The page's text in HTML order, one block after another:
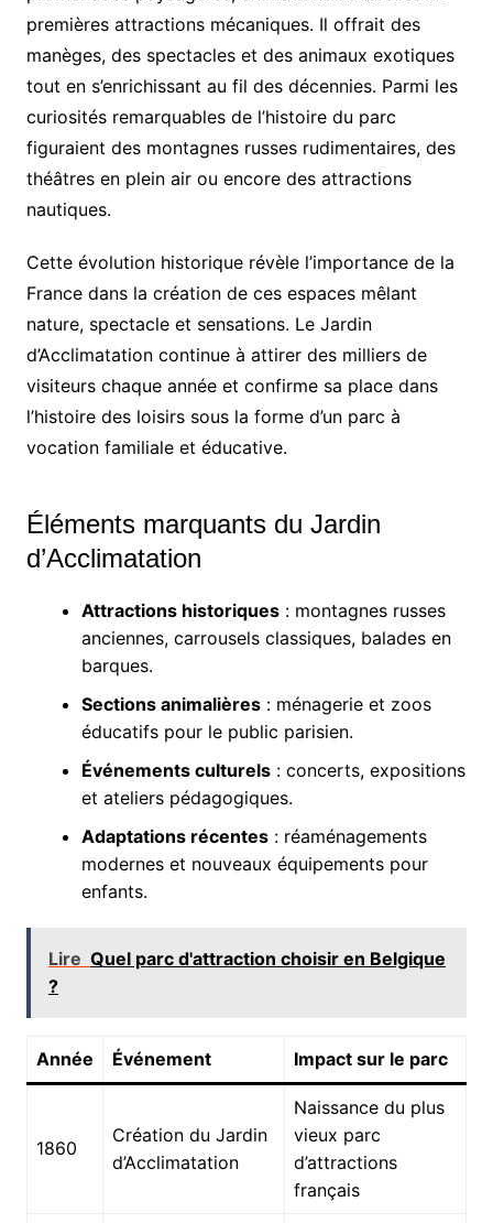
premières attractions mécaniques. Il offrait des
manèges, des spectacles et des animaux exotiques
tout en s’enrichissant au fil des décennies. Parmi les
curiosités remarquables de l’histoire du parc
figuraient des montagnes russes rudimentaires, des
théâtres en plein air ou encore des attractions
nautiques.
Cette évolution historique révèle l’importance de la
France dans la création de ces espaces mêlant
nature, spectacle et sensations. Le Jardin
d’Acclimatation continue à attirer des milliers de
visiteurs chaque année et confirme sa place dans
l’histoire des loisirs sous la forme d’un parc à
vocation familiale et éducative.
Éléments marquants du Jardin
d’Acclimatation
Attractions historiques: montagnes russes
anciennes, carrousels classiques, balades en
barques.
Sections animalières: ménagerie et zoos
éducatifs pour le public parisien.
Événements culturels: concerts, expositions
et ateliers pédagogiques.
Adaptations récentes: réaménagements
modernes et nouveaux équipements pour
enfants.
Lire Quel parc d'attraction choisir en Belgique
?
Année Événement Impact sur le parc
1860
Création du Jardin
d’Acclimatation
Naissance du plus
vieux parc
d’attractions
français